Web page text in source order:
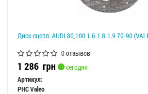
Диск сцепл. AUDI 80,100 1.6-1.8-1.9 70-90
0 отзывов
1 286 грн
сегодня
Артикул:
PHC Valeo